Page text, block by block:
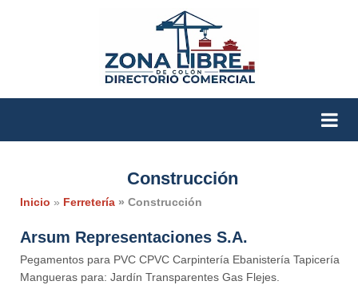
Construcción
Inicio » Ferretería » Construcción
Arsum Representaciones S.A.
Pegamentos para PVC CPVC Carpintería Ebanistería Tapicería
Mangueras para: Jardín Transparentes Gas Flejes.